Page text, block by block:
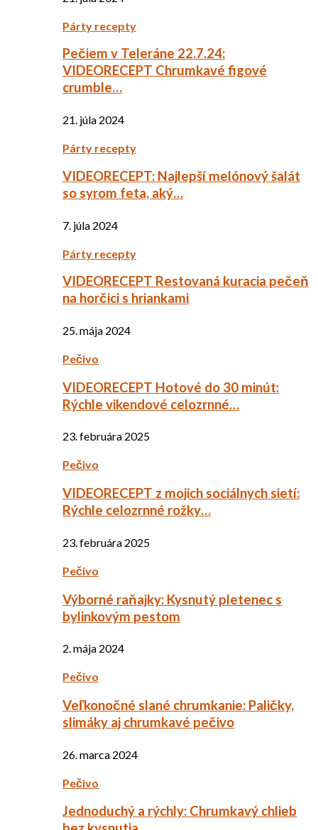
Párty recepty
Pečiem v Teleráne 22.7.24:
VIDEORECEPT Chrumkavé figové
crumble…
21. júla 2024
Párty recepty
VIDEORECEPT: Najlepší melónový šalát
so syrom feta, aký…
7. júla 2024
Párty recepty
VIDEORECEPT Restovaná kuracia pečeň
na horčici s hriankami
25. mája 2024
Pečivo
VIDEORECEPT Hotové do 30 minút:
Rýchle vikendové celozrnné…
23. februára 2025
Pečivo
VIDEORECEPT z mojich sociálnych sietí:
Rýchle celozrnné rožky…
23. februára 2025
Pečivo
Výborné raňajky: Kysnutý pletenec s
bylinkovým pestom
2. mája 2024
Pečivo
Veľkonočné slané chrumkanie: Paličky,
slimáky aj chrumkavé pečivo
26. marca 2024
Pečivo
Jednoduchý a rýchly: Chrumkavý chlieb